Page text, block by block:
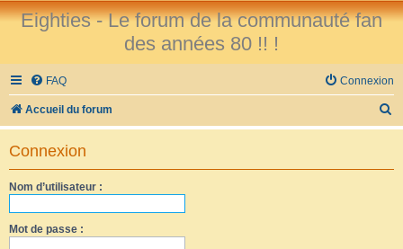
Eighties - Le forum de la communauté fan
des années 80 !! !
FAQ Connexion
Accueil du forum
e
Connexion
Nom d’utilisateur :
Mot de passe :